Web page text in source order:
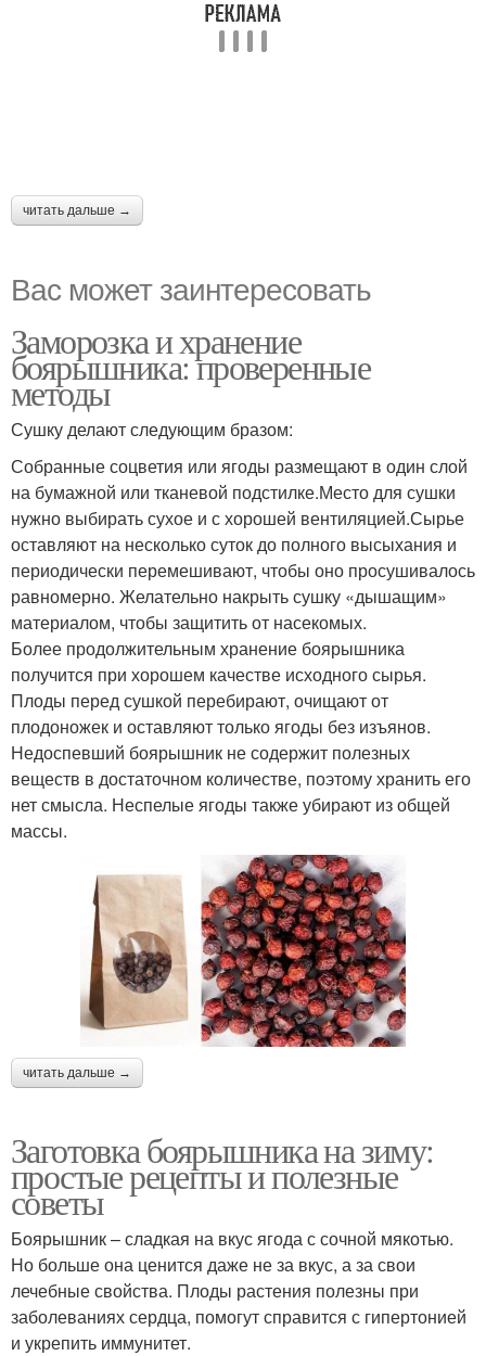
читать дальше →
Вас может заинтересовать
Заморозка и хранение
боярышника: проверенные
методы
Сушку делают следующим бразом:
Собранные соцветия или ягоды размещают в один слой
на бумажной или тканевой подстилке.Место для сушки
нужно выбирать сухое и с хорошей вентиляцией.Сырье
оставляют на несколько суток до полного высыхания и
периодически перемешивают, чтобы оно просушивалось
равномерно. Желательно накрыть сушку «дышащим»
материалом, чтобы защитить от насекомых.
Более продолжительным хранение боярышника
получится при хорошем качестве исходного сырья.
Плоды перед сушкой перебирают, очищают от
плодоножек и оставляют только ягоды без изъянов.
Недоспевший боярышник не содержит полезных
веществ в достаточном количестве, поэтому хранить его
нет смысла. Неспелые ягоды также убирают из общей
массы.
читать дальше →
Заготовка боярышника на зиму:
простые рецепты и полезные
советы
Боярышник – сладкая на вкус ягода с сочной мякотью.
Но больше она ценится даже не за вкус, а за свои
лечебные свойства. Плоды растения полезны при
заболеваниях сердца, помогут справится с гипертонией
и укрепить иммунитет.